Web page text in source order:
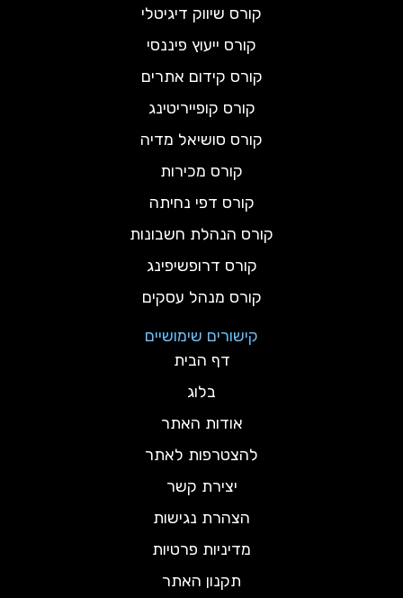
קורס שיווק דיגיטלי
קורס ייעוץ פיננסי
קורס קידום אתרים
קורס קופייריטינג
קורס סושיאל מדיה
קורס מכירות
קורס דפי נחיתה
קורס הנהלת חשבונות
קורס דרופשיפינג
קורס מנהל עסקים
קישורים שימושיים
דף הבית
בלוג
אודות האתר
להצטרפות לאתר
יצירת קשר
הצהרת נגישות
מדיניות פרטיות
תקנון האתר